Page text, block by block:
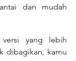
dan mudah
yang lebih
dibagikan, kamu